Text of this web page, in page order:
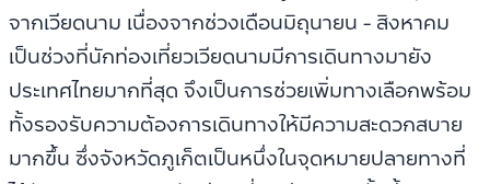
จากเวียดนาม เนื่องจากช่วงเดือนมิถุนายน - สิงหาคม
เป็นช่วงที่นักท่องเที่ยวเวียดนามมีการเดินทางมายัง
ประเทศไทยมากที่สุด จึงเป็นการช่วยเพิ่มทางเลือกพร้อม
ทั้งรองรับความต้องการเดินทางให้มีความสะดวกสบาย
มากขึ้น ซึ่งจังหวัดภูเก็ตเป็นหนึ่งในจุดหมายปลายทางที่